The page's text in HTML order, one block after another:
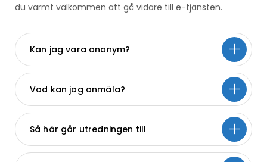
du varmt välkommen att gå vidare till e-tjänsten.
Kan jag vara anonym?
Vad kan jag anmäla?
Så här går utredningen till